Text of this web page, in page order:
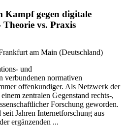
Kampf gegen digitale
Theorie vs. Praxis
am Main (Deutschland)
und
verbundenen normativen
offenkundiger. Als Netzwerk der
zentralen Gegenstand rechts-,
Forschung geworden.
Jahren Internetforschung aus
ergänzenden ...